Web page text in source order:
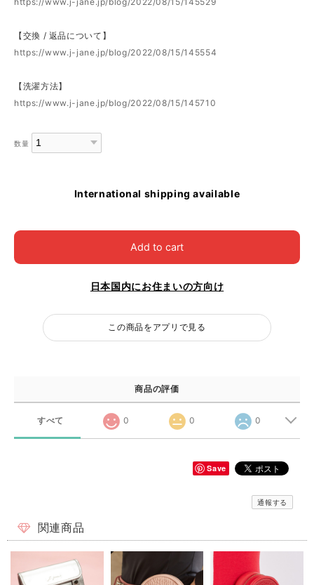
【交換 / 返品について】
https://www.j-jane.jp/blog/2022/08/15/145554
【洗濯方法】
https://www.j-jane.jp/blog/2022/08/15/145710
数量
International shipping available
Add to cart
日本国内にお住まいの方向け
この商品をアプリで見る
商品の評価
すべて 0 0 0
Save
通報する
関連商品